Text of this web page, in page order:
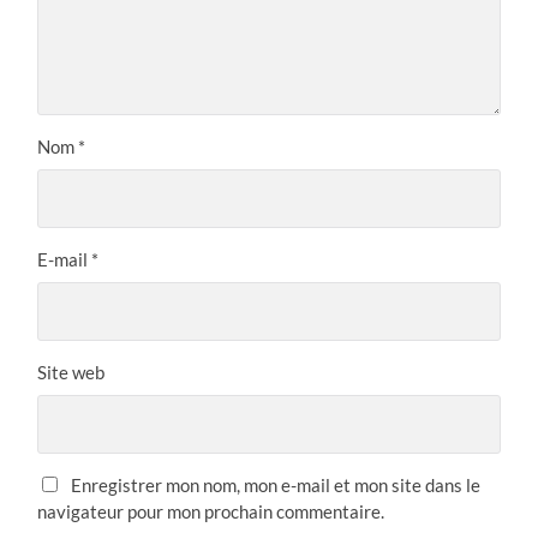
Nom *
E-mail *
Site web
Enregistrer mon nom, mon e-mail et mon site dans le
navigateur pour mon prochain commentaire.